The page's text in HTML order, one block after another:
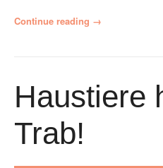
Continue reading „
z
e
→
Haustiere
Trab!